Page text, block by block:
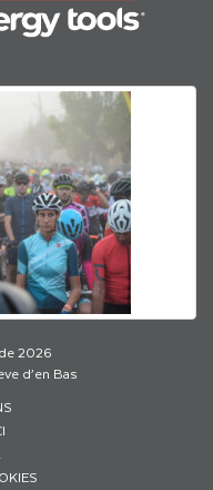
2026
d’en Bas